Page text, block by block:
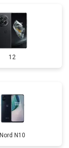
12
Nord N10